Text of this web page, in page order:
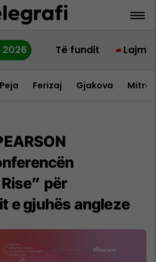
Të fundit Lajme
Peja Ferizaj Gjakova
për
e gjuhës angleze